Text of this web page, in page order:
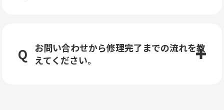
お問い合わせから修理完了までの流れを教
えてください。